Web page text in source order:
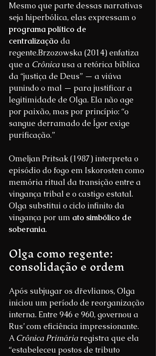
Mesmo que parte dessas narrativas
seja hiperbólica, elas expressam o
programa político de
centralização da
regente.Brzozowska (2014) enfatiza
que a Crônica usa a retórica bíblica
da “justiça de Deus” — a viúva
punindo o mal — para justificar a
legitimidade de Olga. Ela não age
por paixão, mas por princípio: “o
sangue derramado de Ígor exige
purificação.”
Omeljan Pritsak (1987) interpreta o
episódio do fogo em Iskorosten como
memória ritual da transição entre a
vingança tribal e o castigo estatal.
Olga substitui o ciclo infinito da
vingança por um ato simbólico de
soberania.
Olga como regente:
consolidação e ordem
Após subjugar os dřevlianos, Olga
iniciou um período de reorganização
interna. Entre 946 e 960, governou a
Rus’ com eficiência impressionante.
A Crônica Primária registra que ela
“estabeleceu postos de tributo